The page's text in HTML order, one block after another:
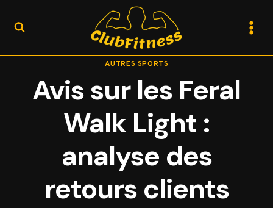
AUTRES SPORTS
Avis sur les Feral
Walk Light :
analyse des
retours clients